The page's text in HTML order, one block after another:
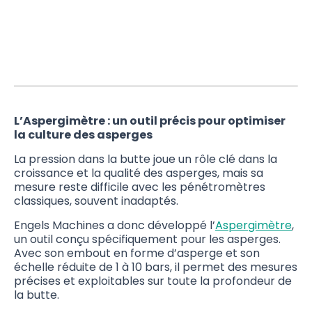
L’Aspergimètre : un outil précis pour optimiser
la culture des asperges
La pression dans la butte joue un rôle clé dans la
croissance et la qualité des asperges, mais sa
mesure reste difficile avec les pénétromètres
classiques, souvent inadaptés.
Engels Machines a donc développé l’Aspergimètre,
un outil conçu spécifiquement pour les asperges.
Avec son embout en forme d’asperge et son
échelle réduite de 1 à 10 bars, il permet des mesures
précises et exploitables sur toute la profondeur de
la butte.